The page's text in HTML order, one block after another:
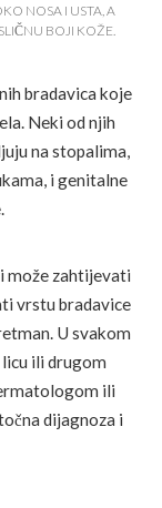
NOSA I USTA, A
BOJI KOŽE.
bradavica koje
Neki od njih
na stopalima,
i genitalne
može zahtijevati
vrstu bradavice
U svakom
licu ili drugom
ili
dijagnoza i